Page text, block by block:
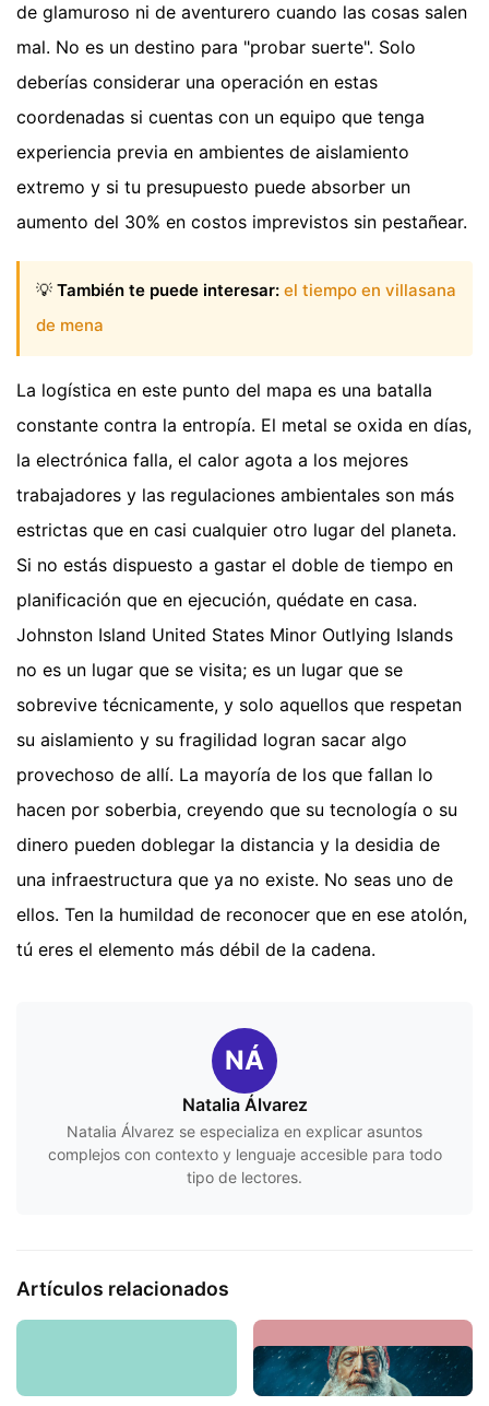
de glamuroso ni de aventurero cuando las cosas salen
mal. No es un destino para "probar suerte". Solo
deberías considerar una operación en estas
coordenadas si cuentas con un equipo que tenga
experiencia previa en ambientes de aislamiento
extremo y si tu presupuesto puede absorber un
aumento del 30% en costos imprevistos sin pestañear.
💡 También te puede interesar: el tiempo en villasana
de mena
La logística en este punto del mapa es una batalla
constante contra la entropía. El metal se oxida en días,
la electrónica falla, el calor agota a los mejores
trabajadores y las regulaciones ambientales son más
estrictas que en casi cualquier otro lugar del planeta.
Si no estás dispuesto a gastar el doble de tiempo en
planificación que en ejecución, quédate en casa.
Johnston Island United States Minor Outlying Islands
no es un lugar que se visita; es un lugar que se
sobrevive técnicamente, y solo aquellos que respetan
su aislamiento y su fragilidad logran sacar algo
provechoso de allí. La mayoría de los que fallan lo
hacen por soberbia, creyendo que su tecnología o su
dinero pueden doblegar la distancia y la desidia de
una infraestructura que ya no existe. No seas uno de
ellos. Ten la humildad de reconocer que en ese atolón,
tú eres el elemento más débil de la cadena.
NÁ
Natalia Álvarez
Natalia Álvarez se especializa en explicar asuntos
complejos con contexto y lenguaje accesible para todo
tipo de lectores.
Artículos relacionados